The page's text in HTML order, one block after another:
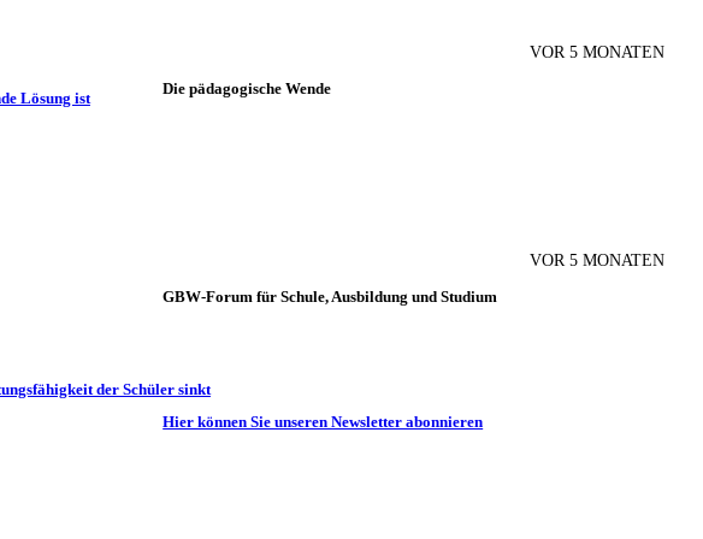
VOR 2 MONATEN
Lösung ist
der Schüler sinkt
VOR 5 MONATEN
Die pädagogische Wende
VOR 5 MONATEN
GBW-Forum für Schule, Ausbildung und Studium
Hier können Sie unseren Newsletter abonnieren